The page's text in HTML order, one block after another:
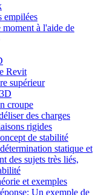
empilées
à l'aide de
Revit
supérieur
croupe
des charges
rigides
de stabilité
statique et
des sujets très liés,
et exemples
Un exemple de